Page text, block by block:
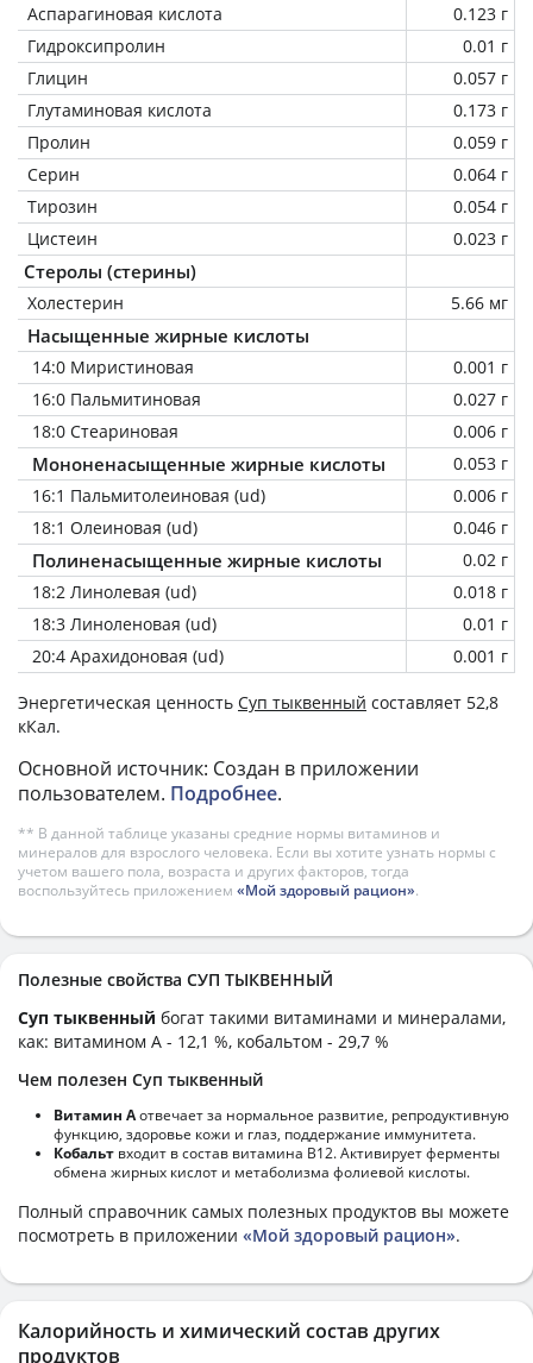
Аспарагиновая кислота
0.123 г
Гидроксипролин
0.01 г
Глицин
0.057 г
Глутаминовая кислота
0.173 г
Пролин
0.059 г
Серин
0.064 г
Тирозин
0.054 г
Цистеин
0.023 г
Стеролы (стерины)
Холестерин 5.66 мг
Насыщенные жирные кислоты
14:0 Миристиновая
0.001 г
16:0 Пальмитиновая
0.027 г
18:0 Стеариновая
0.006 г
Мононенасыщенные жирные кислоты
0.053 г
16:1 Пальмитолеиновая (ud)
0.006 г
18:1 Олеиновая (ud)
0.046 г
Полиненасыщенные жирные кислоты
0.02 г
18:2 Линолевая (ud)
0.018 г
18:3 Линоленовая (ud)
0.01 г
20:4 Арахидоновая (ud)
0.001 г
Энергетическая ценность Суп тыквенный составляет 52,8
кКал.
Основной источник: Создан в приложении
пользователем. Подробнее.
** В данной таблице указаны средние нормы витаминов и
минералов для взрослого человека. Если вы хотите узнать нормы с
учетом вашего пола, возраста и других факторов, тогда
воспользуйтесь приложением «Мой здоровый рацион».
Полезные свойства СУП ТЫКВЕННЫЙ
Суп тыквенный богат такими витаминами и минералами,
как: витамином А - 12,1 %, кобальтом - 29,7 %
Чем полезен Суп тыквенный
Витамин Аотвечает за нормальное развитие, репродуктивную
функцию, здоровье кожи и глаз, поддержание иммунитета.
Кобальт входит в состав витамина В12. Активирует ферменты
обмена жирных кислот и метаболизма фолиевой кислоты.
Полный справочник самых полезных продуктов вы можете
посмотреть в приложении «Мой здоровый рацион».
Калорийность и химический состав других
продуктов